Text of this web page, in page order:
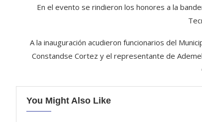
En el evento se rindieron los honores a la
A la inauguración acudieron funcionarios del
Constandse Cortez y el representante de
You Might Also Like